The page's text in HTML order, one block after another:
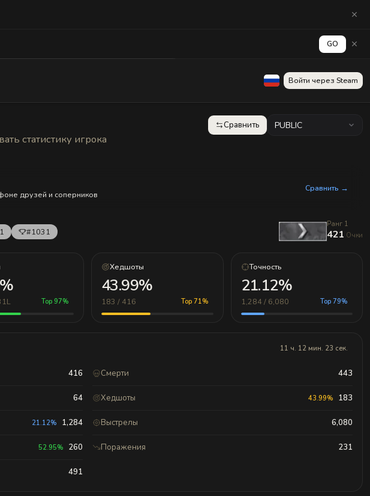
Войти через Steam
статистику игрока
Сравнить PUBLIC
фоне друзей и соперников
Сравнить →
#1031
Ранг 1
421 Очки
Top 97%
Хедшоты
43.99%
183 / 416 Top 71%
Точность
21.12%
1,284 / 6,080 Top 79%
11 ч. 12 мин. 23 сек.
416 Смерти 443
64 Хедшоты 43.99% 183
21.12% 1,284 Выстрелы 6,080
52.95% 260 Поражения 231
491
GO